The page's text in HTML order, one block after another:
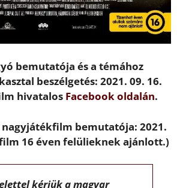
bemutatója és a témához
beszélgetés: 2021. 09. 16.
hivatalos Facebook oldalán.
bemutatója: 2021.
film 16 éven felülieknek ajánlott.)
kérjük a magyar